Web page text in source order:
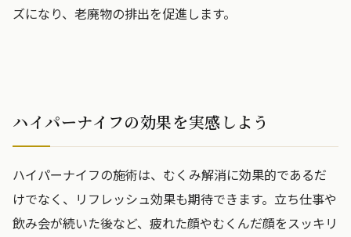
ズになり、老廃物の排出を促進します。
ハイパーナイフの効果を実感しよう
ハイパーナイフの施術は、むくみ解消に効果的であるだ
けでなく、リフレッシュ効果も期待できます。立ち仕事や
飲み会が続いた後など、疲れた顔やむくんだ顔をスッキリ